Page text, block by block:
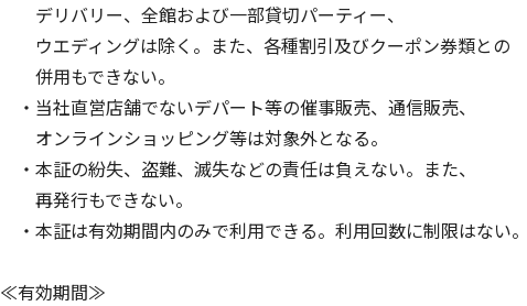
デリバリー、全館および一部貸切パーティー、
ウエディングは除く。また、各種割引及びクーポン券類との
併用もできない。
・当社直営店舗でないデパート等の催事販売、通信販売、
オンラインショッピング等は対象外となる。
・本証の紛失、盗難、滅失などの責任は負えない。また、
再発行もできない。
・本証は有効期間内のみで利用できる。利用回数に制限はない。
≪有効期間≫